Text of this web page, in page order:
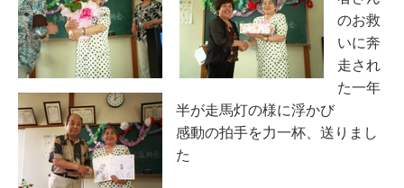
のお救
いに奔
走され
た一年
半が走馬灯の様に浮かび
感動の拍手を力一杯、送りまし
た